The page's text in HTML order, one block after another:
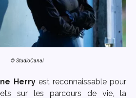
© StudioCanal
Herry est reconnaissable pour
sur les parcours de vie, la